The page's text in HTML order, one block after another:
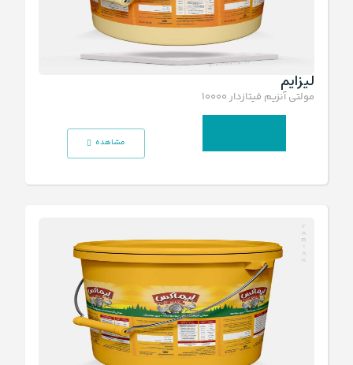
لیزایم
مولتی آنزیم فیتازدار ۱۰۰۰۰
مشاهده